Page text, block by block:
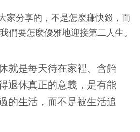
家分享的，不是怎麼賺快錢，而
們要怎麼優雅地迎接第二人生。
就是每天待在家裡、含飴
退休真正的意義，是有能
的生活，而不是被生活追